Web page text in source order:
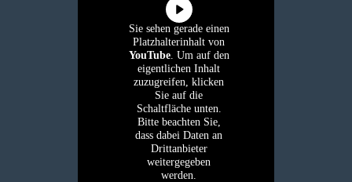
Sie sehen gerade einen
Platzhalterinhalt von
YouTube. Um auf den
eigentlichen Inhalt
zuzugreifen, klicken
Sie auf die
Schaltfläche unten.
Bitte beachten Sie,
dass dabei Daten an
Drittanbieter
weitergegeben
werden.